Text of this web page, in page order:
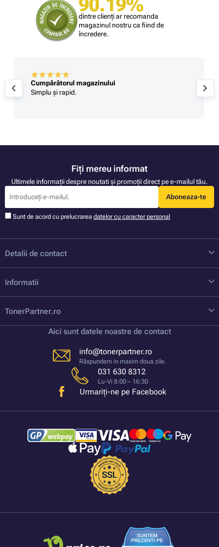
90.19%
dintre clienți ar recomanda
magazinul nostru ca fiind de
încredere.
Cumpărătorul magazinului
Simplu și rapid.
Fiți mereu informat
Ultimele informații despre noutati și promoții direct pe e-mailul tău.
Aboneaza-te
Sunt de acord cu prelucrarea datelor cu caracter personal
Detalii de contact
Informatii
TonerPartner.ro
Aici sunt datele noastre de contact
info@tonerpartner.ro
Răspundem in maxim doua zile.
031 630 8312
Lu-Vi 8:00 – 16:30
Urmariți-ne pe Facebook